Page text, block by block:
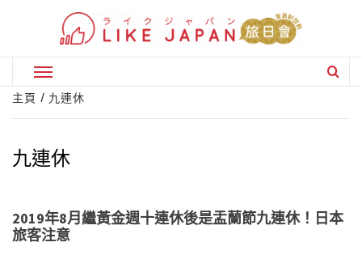
Primary
Menu
主頁 九連休
九連休
2019年8月繼黃金週十連休後是盂蘭節九連休！日本
旅客注意